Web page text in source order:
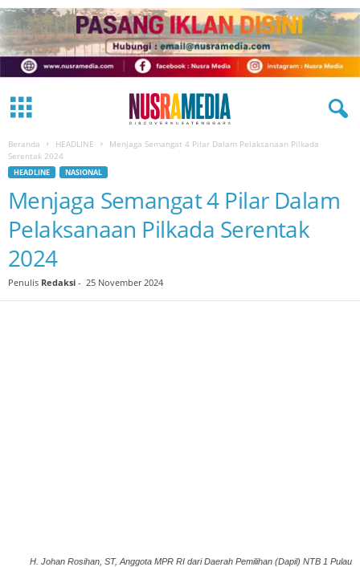
Beranda HEADLINE
Menjaga Semangat 4 Pilar Dalam Pelaksanaan Pilkada
Serentak 2024
HEADLINE NASIONAL
Menjaga Semangat 4 Pilar Dalam
Pelaksanaan Pilkada Serentak
2024
Penulis Redaksi - 25 November 2024
H. Johan Rosihan, ST, Anggota MPR RI dari Daerah Pemilihan (Dapil) NTB 1 Pulau